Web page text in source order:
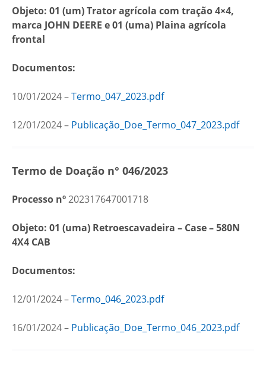
Objeto: 01 (um) Trator agrícola com tração 4×4,
marca JOHN DEERE e 01 (uma) Plaina agrícola
frontal
Documentos:
10/01/2024 –Termo_047_2023.pdf
12/01/2024 – Publicação_Doe_Termo_047_2023.pdf
Termo de Doação n° 046/2023
Processo nº202317647001718
Objeto: 01 (uma) Retroescavadeira – Case – 580N
4X4 CAB
Documentos:
12/01/2024 –Termo_046_2023.pdf
16/01/2024 – Publicação_Doe_Termo_046_2023.pdf